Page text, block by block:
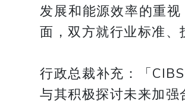
发展和能源效率的重
面，双方就行业标准、
行政总裁补充：「
与其积极探讨未来加强